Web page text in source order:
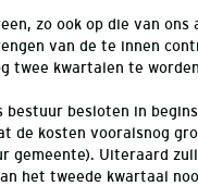
zo ook op die van
van de te innen
twee kwartalen te
bestuur besloten in
de kosten vooralsnog
gemeente). Uiteraard
het tweede kwartaal